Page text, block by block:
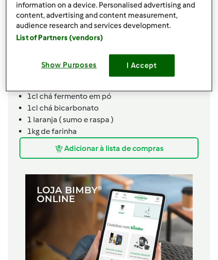
Ingredientes
Rosquilhas da Mãe Fátima
250g açúcar
1cl chá fermento em pó
1cl chá bicarbonato
1 laranja ( sumo e raspa )
1kg de farinha
Adicionar à lista de compras
information on a device. Personalised advertising and
content, advertising and content measurement,
audience research and services development.
List of Partners (vendors)
Show Purposes I Accept